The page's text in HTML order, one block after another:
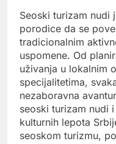
Seoski turizam nudi
porodice da se
tradicionalnim
uspomene. Od
uživanja u lokalnim
specijalitetima,
nezaboravna
seoski turizam nudi
kulturnih lepota
seoskom turizmu,